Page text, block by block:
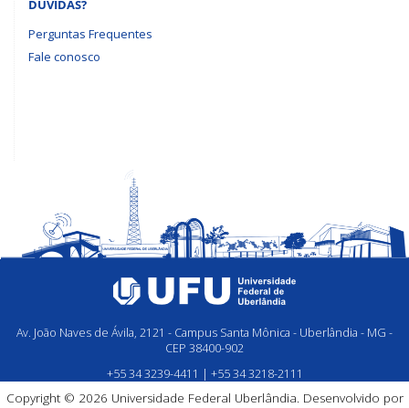
DÚVIDAS?
Perguntas Frequentes
Fale conosco
Av. João Naves de Ávila, 2121 - Campus Santa Mônica - Uberlândia - MG -
CEP 38400-902
+55 34 3239-4411 | +55 34 3218-2111
Copyright © 2026 Universidade Federal Uberlândia. Desenvolvido por